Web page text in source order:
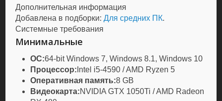
Дополнительная информация
Добавлена в подборки:Для средних ПК.
Системные требования
Минимальные
ОС:64-bit Windows 7, Windows 8.1, Windows 10
Процессор: Intel i5-4590 / AMD Ryzen 5
Оперативная память:8 GB
Видеокарта:NVIDIA GTX 1050Ti / AMD Radeon